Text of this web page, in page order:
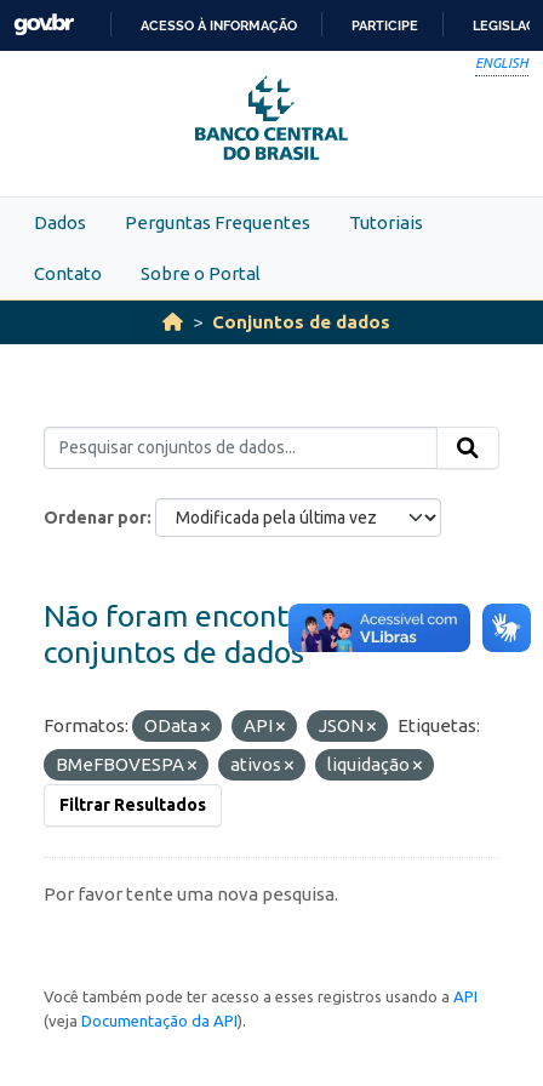
Skip to main content
PARA
O
CONTEÚDO
ACESSO À INFORMAÇÃO PARTICIPE
ENGLISH
Dados Perguntas Frequentes Tutoriais
Contato Sobre o Portal
Conjuntos de dados
Ordenar por
Não foram encontrados
conjuntos de dados
Formatos: OData API JSON
Etiquetas:
BMeFBOVESPA
ativos liquidação
Filtrar Resultados
Por favor tente uma nova pesquisa.
Você também pode ter acesso a esses registros usando a API
(veja Documentação da API).